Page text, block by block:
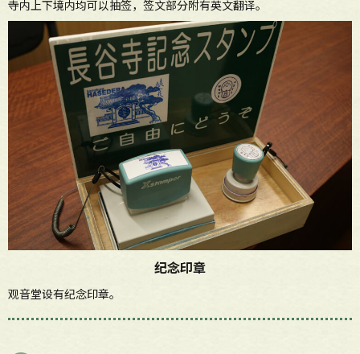
寺内上下境内均可以抽签，签文部分附有英文翻译。
纪念印章
观音堂设有纪念印章。